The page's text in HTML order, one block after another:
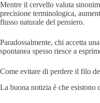
Mentre il cervello valuta
precisione terminologica,
flusso naturale del pensiero.
Paradossalmente, chi accetta
spontanea spesso riesce a
Come evitare di perdere il filo
La buona notizia è che esistono